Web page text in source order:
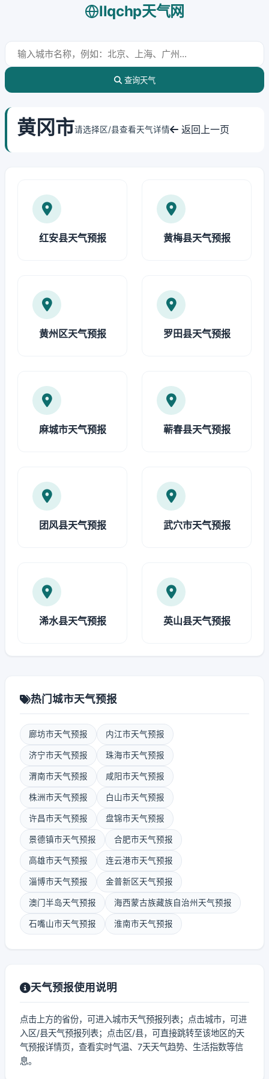
llqchp天气网
查询天气
黄冈市请选择区/县查看天气详情 返回上一页
红安县天气预报 黄梅县天气预报
黄州区天气预报 罗田县天气预报
麻城市天气预报 蕲春县天气预报
团风县天气预报 武穴市天气预报
浠水县天气预报 英山县天气预报
热门城市天气预报
廊坊市天气预报 内江市天气预报
济宁市天气预报 珠海市天气预报
渭南市天气预报 咸阳市天气预报
株洲市天气预报 白山市天气预报
许昌市天气预报 盘锦市天气预报
景德镇市天气预报 合肥市天气预报
高雄市天气预报 连云港市天气预报
淄博市天气预报 金普新区天气预报
澳门半岛天气预报 海西蒙古族藏族自治州天气预报
石嘴山市天气预报 淮南市天气预报
天气预报使用说明
点击上方的省份，可进入城市天气预报列表；点击城市，可进
入区/县天气预报列表；点击区/县，可直接跳转至该地区的天
气预报详情页，查看实时气温、7天天气趋势、生活指数等信
息。